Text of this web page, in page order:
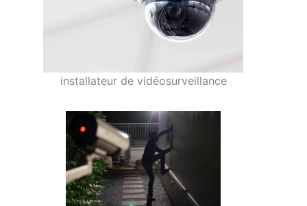
installateur de vidéosurveillance